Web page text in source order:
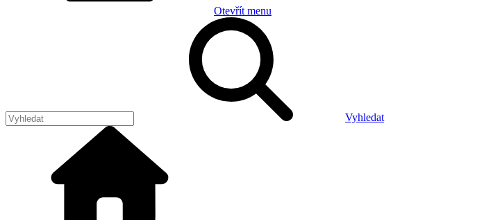
Otevřít menu
Vyhledat